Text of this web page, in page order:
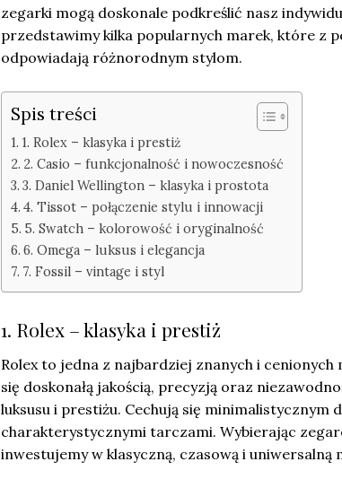
zegarki mogą doskonale podkreślić nasz
przedstawimy kilka popularnych marek, które z
odpowiadają różnorodnym stylom.
Spis treści
1. Rolex – klasyka i prestiż
2. Casio – funkcjonalność i nowoczesność
3. Daniel Wellington – klasyka i prostota
4. Tissot – połączenie stylu i innowacji
5. Swatch – kolorowość i oryginalność
6. Omega – luksus i elegancja
7. Fossil – vintage i styl
1. Rolex – klasyka i prestiż
Rolex to jedna z najbardziej znanych i
się doskonałą jakością, precyzją oraz
luksusu i prestiżu. Cechują się minimalistycznym
charakterystycznymi tarczami. Wybierając
inwestujemy w klasyczną, czasową i uniwersalną